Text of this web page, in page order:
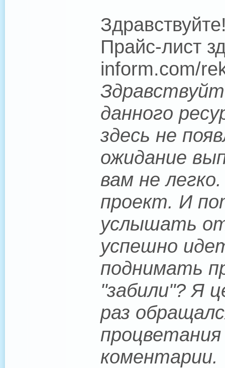
Прайс-лист
inform.com/
данного
здесь не
ожидание
вам не
проект. И
услышать
успешно
поднимать
"забили"? Я
раз
коментарии.